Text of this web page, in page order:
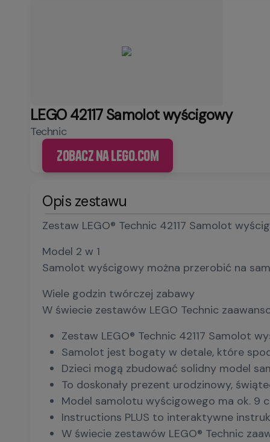
LEGO 42117 Samolot wyścigowy
Technic
Zobacz na LEGO.com
Opis zestawu
Zestaw LEGO® Technic 42117 Samolot
Model 2 w 1
Samolot wyścigowy można przerobić na
Wiele godzin twórczej zabawy
W świecie zestawów LEGO Technic
Zestaw LEGO® Technic 42117 Samolot
Samolot jest bogaty w detale, które
Dzieci mogą zbudować solidny model
To doskonały prezent urodzinowy,
Model samolotu wyścigowego ma ok. 9
Instructions PLUS to interaktywne
W świecie zestawów LEGO® Technic